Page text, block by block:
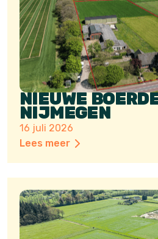
NIEUWE
NIJMEGEN
16 juli 2026
Lees meer